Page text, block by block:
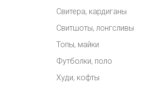
Свитера, кардиганы
Свитшоты, лонгсливы
Топы, майки
Футболки, поло
Худи, кофты